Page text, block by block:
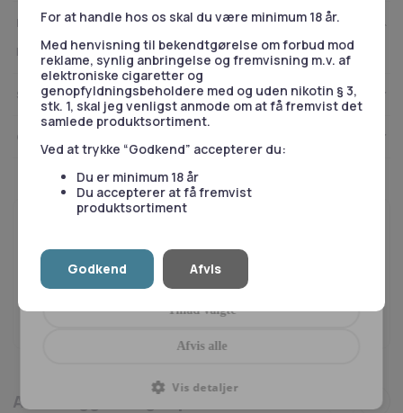
For at handle hos os skal du være minimum 18 år.
Med henvisning til bekendtgørelse om forbud mod
reklame, synlig anbringelse og fremvisning m.v. af
elektroniske cigaretter og
genopfyldningsbeholdere med og uden nikotin § 3,
stk. 1, skal jeg venligst anmode om at få fremvist det
samlede produktsortiment.
Ved at trykke “Godkend” accepterer du:
Du er minimum 18 år
Du accepterer at få fremvist
produktsortiment
Godkend Afvis
Longfill
Beskrivelse
Flasken indeholder 20ml Aroma & plads til 4 nikotin boosters.
Spørgsmål og svar
Guide til nikotinstyrke
Vores kundeservice er klar til at besvare dine spørgsmål på
telefon eller email.
Andre kiggede også på
effektiviteten af vores annoncering. For mere
Responsibility Site .
Nødvendige Statistik
Marketing
Tillad valgte
Tillad alle
Afvis alle
Vis detaljer